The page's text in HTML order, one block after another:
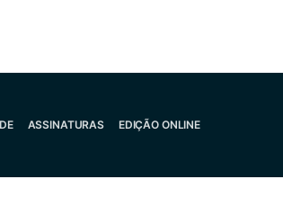
ASSINATURAS EDIÇÃO ONLINE